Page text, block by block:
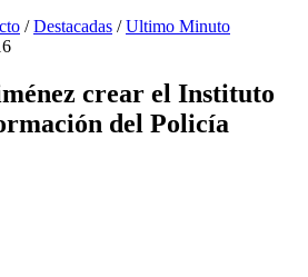
/Destacadas /Ultimo Minuto
crear el Instituto
del Policía